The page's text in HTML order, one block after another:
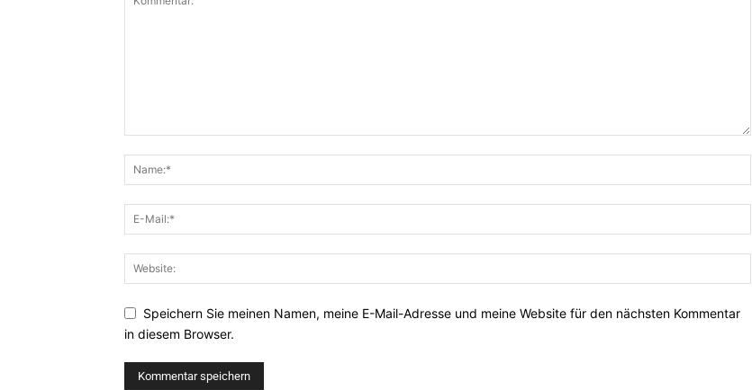
Speichern Sie meinen Namen, meine E-Mail-Adresse und meine Website für den nächsten Kommentar
in diesem Browser.